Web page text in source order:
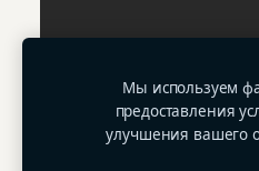
©2026 TOP Santehnika · Все
Мы используем
предоставления
улучшения вашего